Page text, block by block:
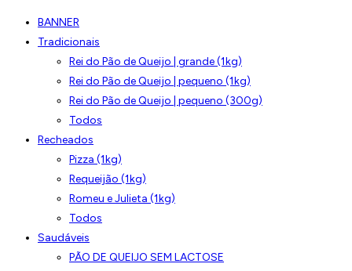
BANNER
Tradicionais
Rei do Pão de Queijo | grande (1kg)
Rei do Pão de Queijo | pequeno (1kg)
Rei do Pão de Queijo | pequeno (300g)
Todos
Recheados
Pizza (1kg)
Requeijão (1kg)
Romeu e Julieta (1kg)
Todos
Saudáveis
PÃO DE QUEIJO SEM LACTOSE